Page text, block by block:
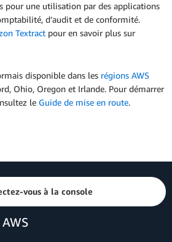
pour une utilisation par des applications
d’audit et de conformité.
Textract pour en savoir plus sur
disponible dans les régions AWS
Ohio, Oregon et Irlande. Pour démarrer
le Guide de mise en route.
vous à la console